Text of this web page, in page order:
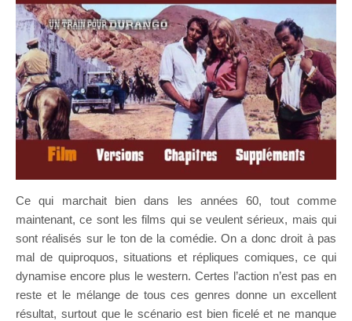
Ce qui marchait bien dans les années 60, tout comme
maintenant, ce sont les films qui se veulent sérieux, mais qui
sont réalisés sur le ton de la comédie. On a donc droit à pas
mal de quiproquos, situations et répliques comiques, ce qui
dynamise encore plus le western. Certes l’action n’est pas en
reste et le mélange de tous ces genres donne un excellent
résultat, surtout que le scénario est bien ficelé et ne manque